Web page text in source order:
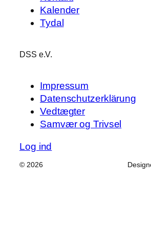
Kalender
Tydal
DSS e.V.
Impressum
Datenschutzerklärung
Vedtægter
Samvær og Trivsel
Log ind
© 2026